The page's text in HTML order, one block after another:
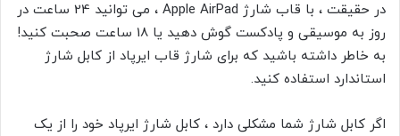
در حقیقت ، با قاب شارژ Apple AirPad ، می توانید 24 ساعت در
روز به موسیقی و پادکست گوش دهید یا 18 ساعت صحبت کنید!
به خاطر داشته باشید که برای شارژ قاب ایرپاد از کابل شارژ
استاندارد استفاده کنید.
اگر کابل شارژ شما مشکلی دارد ، کابل شارژ ایرپاد خود را از یک